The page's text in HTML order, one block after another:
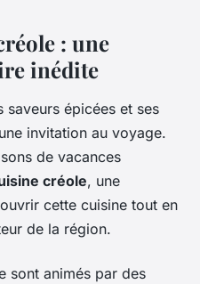
: une
inédite
saveurs épicées et ses
invitation au voyage.
de vacances
créole, une
cette cuisine tout en
de la région.
sont animés par des